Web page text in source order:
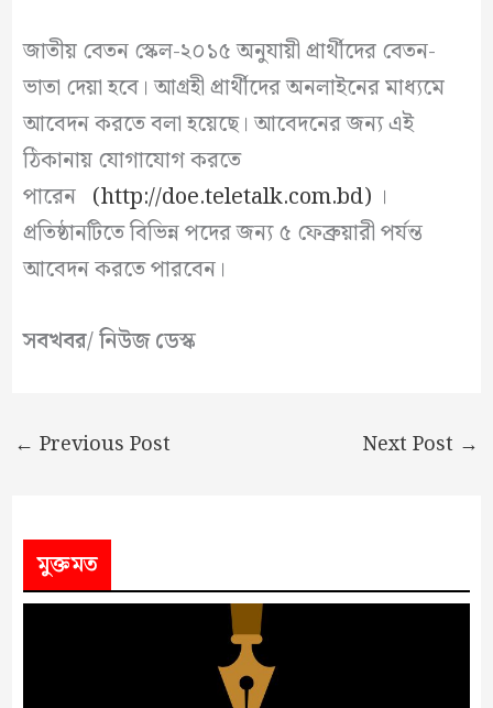
জাতীয় বেতন স্কেল-২০১৫ অনুযায়ী প্রার্থীদের বেতন-
ভাতা দেয়া হবে। আগ্রহী প্রার্থীদের অনলাইনের মাধ্যমে
আবেদন করতে বলা হয়েছে। আবেদনের জন্য এই
ঠিকানায় যোগাযোগ করতে
পারেন (http://doe.teletalk.com.bd) ।
প্রতিষ্ঠানটিতে বিভিন্ন পদের জন্য ৫ ফেব্রুয়ারী পর্যন্ত
আবেদন করতে পারবেন।
সবখবর/ নিউজ ডেস্ক
← Previous Post Next Post →
মুক্তমত